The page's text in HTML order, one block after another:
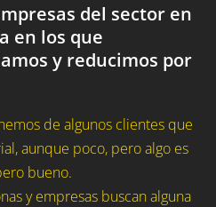
del sector en
en los que
y reducimos por
de algunos clientes que
aunque poco, pero algo es
bueno.
y empresas buscan alguna